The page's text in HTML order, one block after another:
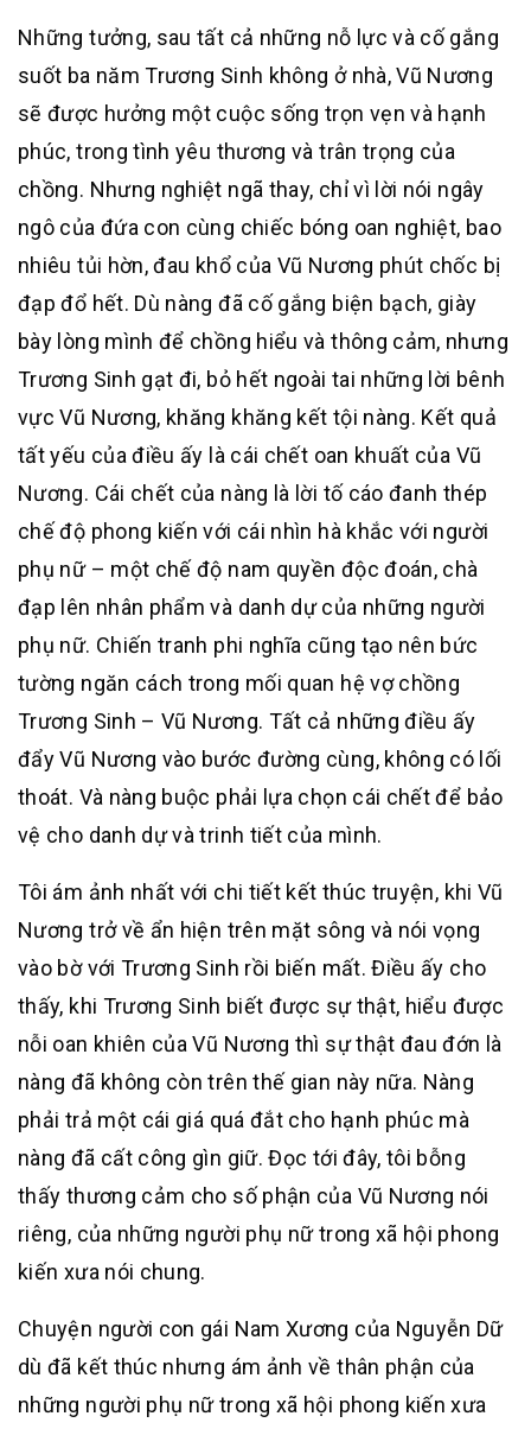
Những tưởng, sau tất cả những nỗ lực và cố gắng
suốt ba năm Trương Sinh không ở nhà, Vũ Nương
sẽ được hưởng một cuộc sống trọn vẹn và hạnh
phúc, trong tình yêu thương và trân trọng của
chồng. Nhưng nghiệt ngã thay, chỉ vì lời nói ngây
ngô của đứa con cùng chiếc bóng oan nghiệt, bao
nhiêu tủi hờn, đau khổ của Vũ Nương phút chốc bị
đạp đổ hết. Dù nàng đã cố gắng biện bạch, giày
bày lòng mình để chồng hiểu và thông cảm, nhưng
Trương Sinh gạt đi, bỏ hết ngoài tai những lời bênh
vực Vũ Nương, khăng khăng kết tội nàng. Kết quả
tất yếu của điều ấy là cái chết oan khuất của Vũ
Nương. Cái chết của nàng là lời tố cáo đanh thép
chế độ phong kiến với cái nhìn hà khắc với người
phụ nữ – một chế độ nam quyền độc đoán, chà
đạp lên nhân phẩm và danh dự của những người
phụ nữ. Chiến tranh phi nghĩa cũng tạo nên bức
tường ngăn cách trong mối quan hệ vợ chồng
Trương Sinh – Vũ Nương. Tất cả những điều ấy
đẩy Vũ Nương vào bước đường cùng, không có lối
thoát. Và nàng buộc phải lựa chọn cái chết để bảo
vệ cho danh dự và trinh tiết của mình.
Tôi ám ảnh nhất với chi tiết kết thúc truyện, khi Vũ
Nương trở về ẩn hiện trên mặt sông và nói vọng
vào bờ với Trương Sinh rồi biến mất. Điều ấy cho
thấy, khi Trương Sinh biết được sự thật, hiểu được
nỗi oan khiên của Vũ Nương thì sự thật đau đớn là
nàng đã không còn trên thế gian này nữa. Nàng
phải trả một cái giá quá đắt cho hạnh phúc mà
nàng đã cất công gìn giữ. Đọc tới đây, tôi bỗng
thấy thương cảm cho số phận của Vũ Nương nói
riêng, của những người phụ nữ trong xã hội phong
kiến xưa nói chung.
Chuyện người con gái Nam Xương của Nguyễn Dữ
dù đã kết thúc nhưng ám ảnh về thân phận của
những người phụ nữ trong xã hội phong kiến xưa